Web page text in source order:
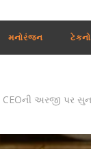
મનોરંજન
CEOની અરજી પર